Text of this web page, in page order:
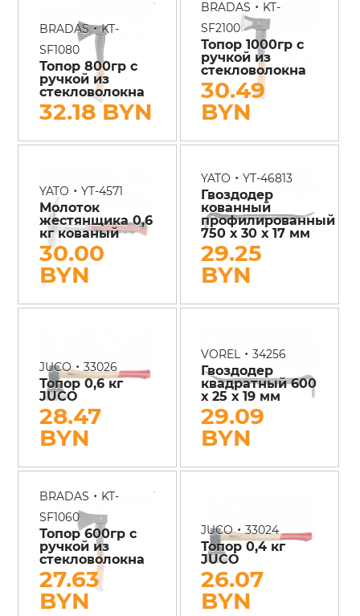
BRADAS•KT-
SF1080
Топор 800гр с
ручкой из
стекловолокна
32.18 BYN
BRADAS • KT-
SF2100
Топор 1000гр с
ручкой из
стекловолокна
30.49
BYN
YATO • YT-4571
Молоток
жестянщика 0,6
кг кованый
30.00
BYN
YATO •YT-46813
Гвоздодер
кованный
профилированный
750 х 30 х 17 мм
29.25
BYN
JUCO• 33026
Топор 0,6 кг
JUCO
28.47
BYN
VOREL •34256
Гвоздодер
квадратный 600
х 25 х 19 мм
29.09
BYN
BRADAS • KT-
SF1060
Топор 600гр с
ручкой из
стекловолокна
27.63
BYN
JUCO•33024
Топор 0,4 кг
JUCO
26.07
BYN